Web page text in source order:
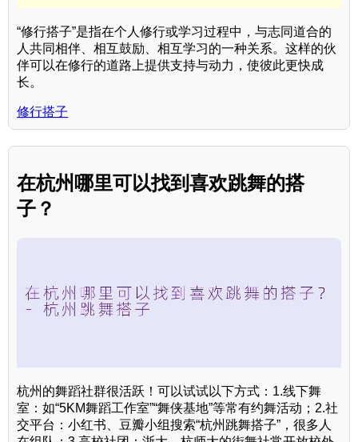
“修行搭子”是指在个人修行或学习过程中，与志同道合的
人共同相伴、相互鼓励、相互学习的一种关系。这样的伙
伴可以在修行的道路上提供支持与动力，使彼此更快成
长。
修行搭子
在杭州哪里可以找到喜欢跳舞的搭
子？
杭州的舞蹈社群很活跃！可以试试以下方式：1.线下舞
室：如“5KM舞蹈工作室”“舞侠基地”等常有约舞活动；2.社
交平台：小红书、豆瓣小组搜索“杭州跳舞搭子”，很多人